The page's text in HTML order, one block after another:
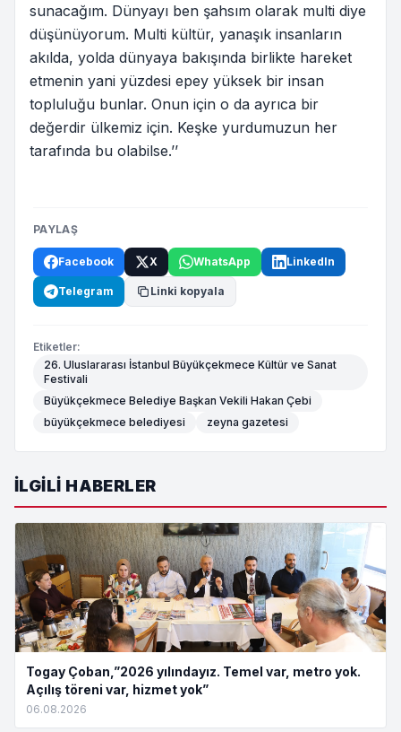
sunacağım. Dünyayı ben şahsım olarak multi diye
düşünüyorum. Multi kültür, yanaşık insanların
akılda, yolda dünyaya bakışında birlikte hareket
etmenin yani yüzdesi epey yüksek bir insan
topluluğu bunlar. Onun için o da ayrıca bir
değerdir ülkemiz için. Keşke yurdumuzun her
tarafında bu olabilse.’’
PAYLAŞ
Facebook X WhatsApp LinkedIn
Telegram Linki kopyala
Etiketler:
26. Uluslararası İstanbul Büyükçekmece Kültür ve Sanat
Festivali
Büyükçekmece Belediye Başkan Vekili Hakan Çebi
büyükçekmece belediyesi
zeyna gazetesi
İLGILI HABERLER
Togay Çoban,”2026 yılındayız. Temel var, metro yok.
Açılış töreni var, hizmet yok”
06.08.2026